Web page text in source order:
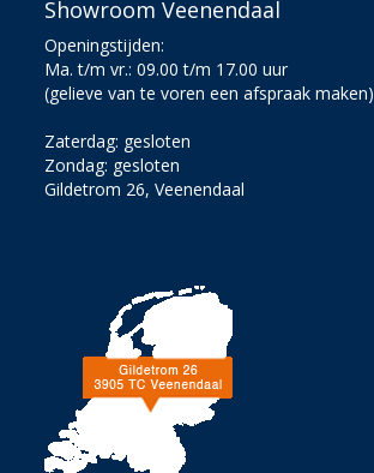
Showroom Veenendaal
Openingstijden:
Ma. t/m vr.: 09.00 t/m 17.00 uur
(gelieve van te voren een afspraak maken)
Zaterdag: gesloten
Zondag: gesloten
Gildetrom 26, Veenendaal